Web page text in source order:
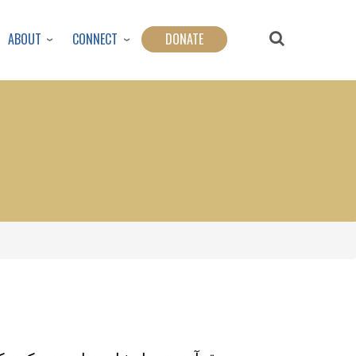
ABOUT CONNECT DONATE